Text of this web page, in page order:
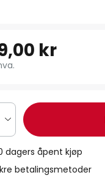
kr
dagers åpent kjøp
betalingsmetoder